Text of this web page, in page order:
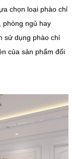
chọn loại phào chỉ
phòng ngủ hay
sử dụng phào chỉ
của sản phẩm đối